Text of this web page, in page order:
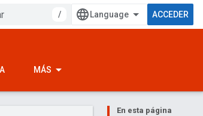
/ ACCEDER
MÁS
En esta página